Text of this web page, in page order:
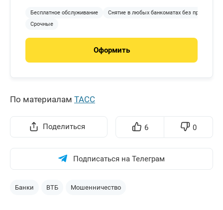
Бесплатное обслуживание
Снятие в любых банкоматах без процентов
Срочные
Оформить
По материалам ТАСС
Поделиться 6 0
Подписаться на Телеграм
Банки ВТБ Мошенничество